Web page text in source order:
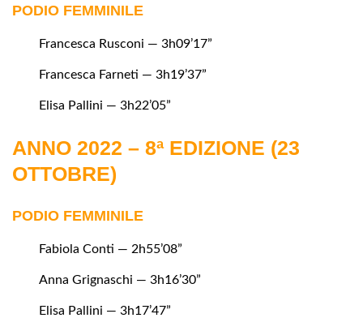
PODIO FEMMINILE
Francesca Rusconi — 3h09’17”
Francesca Farneti — 3h19’37”
Elisa Pallini — 3h22’05”
ANNO 2022 – 8ª EDIZIONE (23
OTTOBRE)
PODIO FEMMINILE
Fabiola Conti — 2h55’08”
Anna Grignaschi — 3h16’30”
Elisa Pallini — 3h17’47”